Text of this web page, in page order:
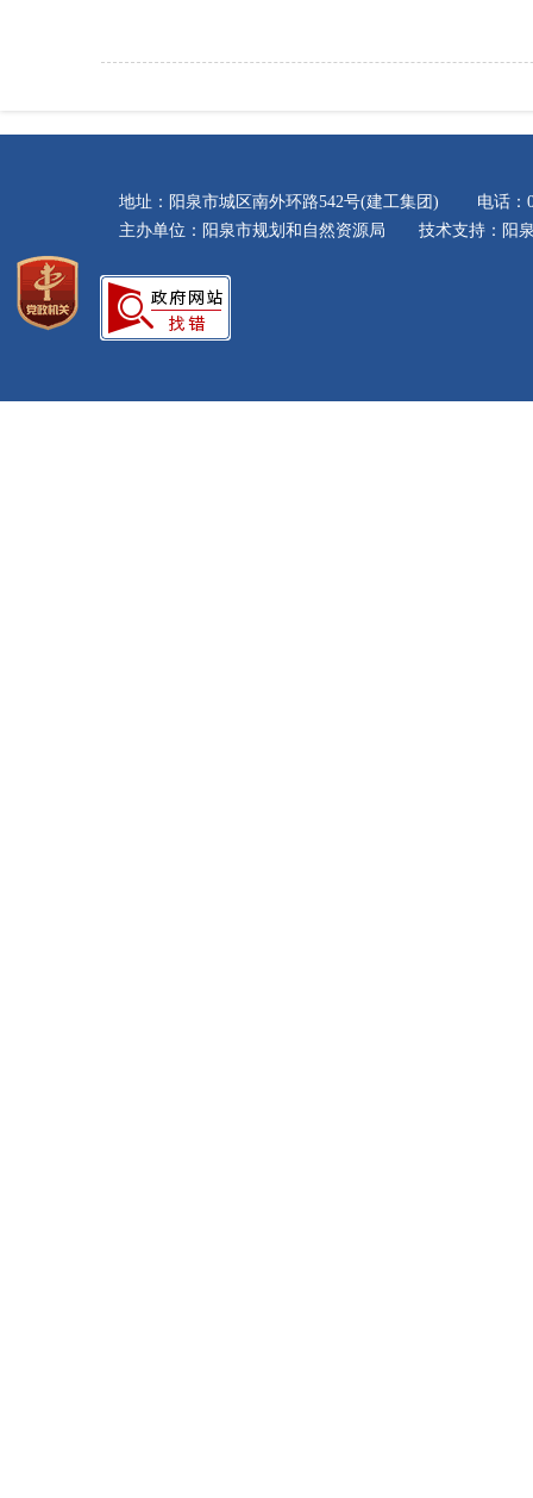
地址：阳泉市城区南外环路542号(建工集团) 电
主办单位：阳泉市规划和自然资源局 技术支持：